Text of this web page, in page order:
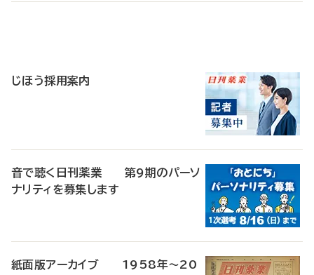
じほう採用案内
音で聴く日刊薬業 第9期のパーソ
ナリティを募集します
紙面版アーカイブ 1958年～20